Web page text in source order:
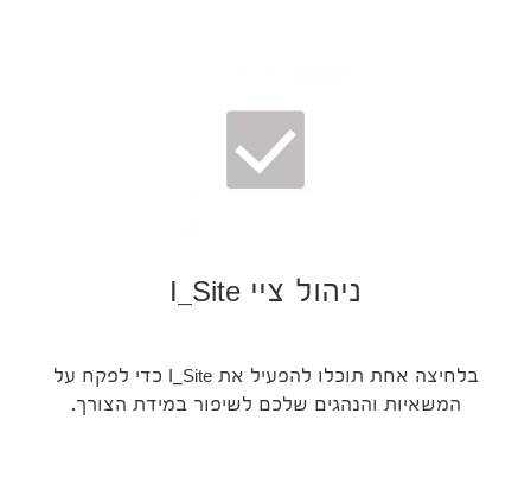
ניהול ציי I_Site
בלחיצה אחת תוכלו להפעיל את I_Site כדי לפקח על
המשאיות והנהגים שלכם לשיפור במידת הצורך.